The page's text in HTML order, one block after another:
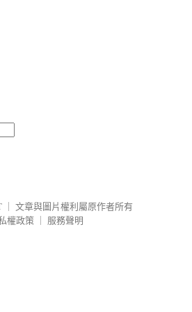
文章與圖片權利屬原作者所有
權政策
服務聲明